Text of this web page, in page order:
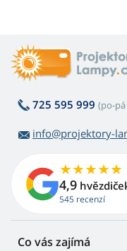
725 595 999 (po-pá
info@projektory-
4,9
545 recenzí
Co vás zajímá